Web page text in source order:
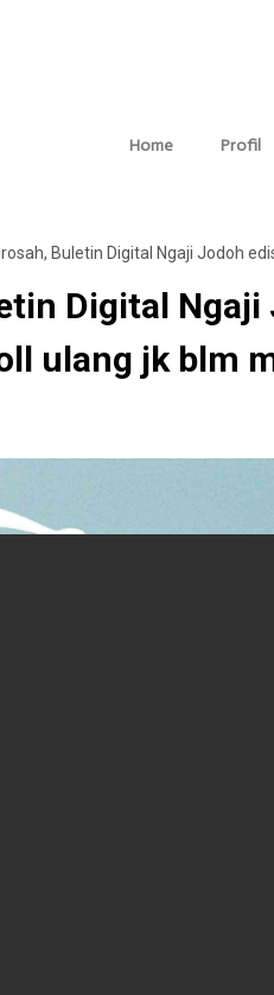
Home Profil
Buletin Digital Ngaji Jodoh
Digital Ngaji
ulang jk blm